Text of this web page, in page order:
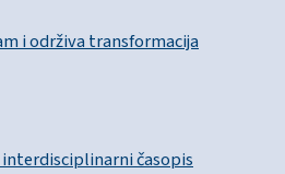
i održiva transformacija
časopis